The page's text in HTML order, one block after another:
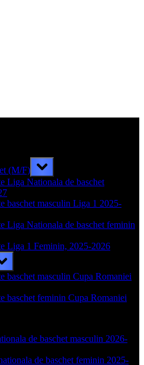
(M/F)
Toggle
sub-
menu
Liga Nationala de baschet
baschet masculin Liga 1 2025-
Liga Nationala de baschet feminin
Liga 1 Feminin, 2025-2026
baschet masculin Cupa Romaniei
baschet feminin Cupa Romaniei
de baschet masculin 2026-
de baschet feminin 2025-